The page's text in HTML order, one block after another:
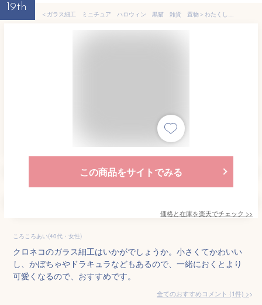
19th
＜ガラス細工 ミニチュア ハロウィン 黒猫 雑貨 置物＞わたくし、黒猫・男爵と申します＜ミニチュア小物 ガラス細工＞＜ガラス細工 ファニチャー＞【ギフト プレゼント ラッピング】
この商品をサイトでみる
価格と在庫を楽天でチェック >>
ころころあい(40代・女性)
クロネコのガラス細工はいかがでしょうか。小さくてかわいい
し、かぼちゃやドラキュラなどもあるので、一緒におくとより
可愛くなるので、おすすめです。
全てのおすすめコメント (1件) >